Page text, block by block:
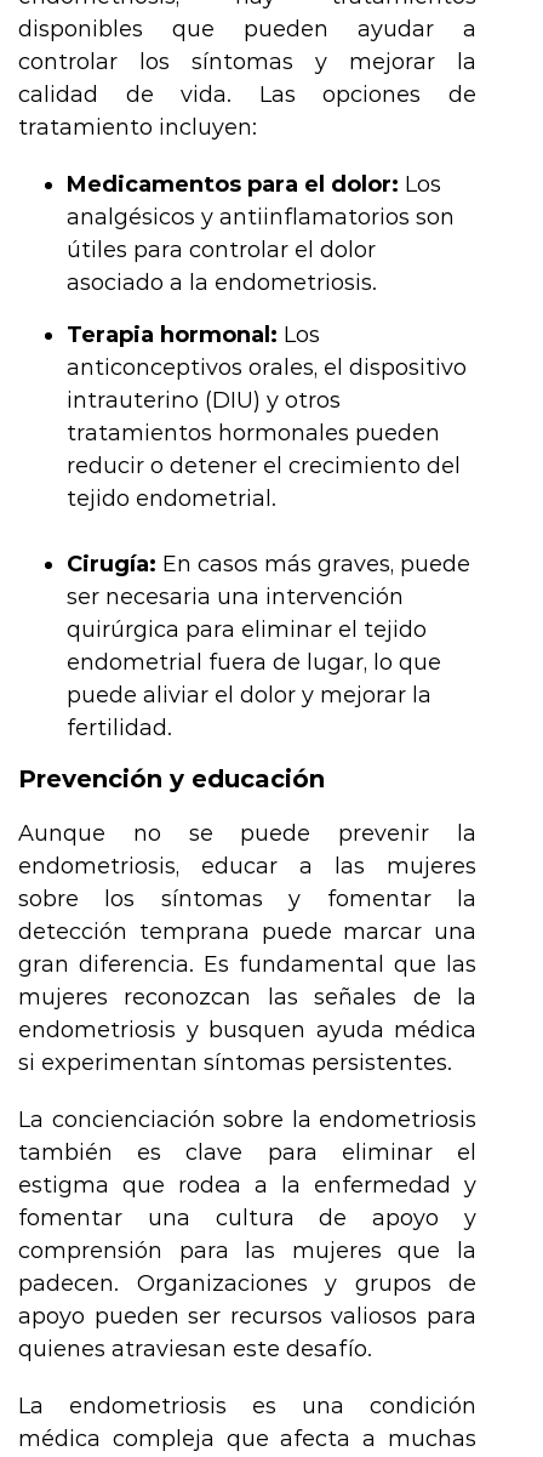
disponibles que pueden ayudar a
controlar los síntomas y mejorar la
calidad de vida. Las opciones de
tratamiento incluyen:
Medicamentos para el dolor: Los
analgésicos y antiinflamatorios son
útiles para controlar el dolor
asociado a la endometriosis.
Terapia hormonal: Los
anticonceptivos orales, el dispositivo
intrauterino (DIU) y otros
tratamientos hormonales pueden
reducir o detener el crecimiento del
tejido endometrial.
Cirugía: En casos más graves, puede
ser necesaria una intervención
quirúrgica para eliminar el tejido
endometrial fuera de lugar, lo que
puede aliviar el dolor y mejorar la
fertilidad.
Prevención y educación
Aunque no se puede prevenir la
endometriosis, educar a las mujeres
sobre los síntomas y fomentar la
detección temprana puede marcar una
gran diferencia. Es fundamental que las
mujeres reconozcan las señales de la
endometriosis y busquen ayuda médica
si experimentan síntomas persistentes.
La concienciación sobre la endometriosis
también es clave para eliminar el
estigma que rodea a la enfermedad y
fomentar una cultura de apoyo y
comprensión para las mujeres que la
padecen. Organizaciones y grupos de
apoyo pueden ser recursos valiosos para
quienes atraviesan este desafío.
La endometriosis es una condición
médica compleja que afecta a muchas